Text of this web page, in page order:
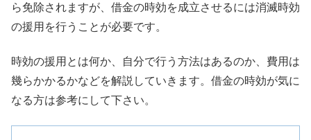
ら免除されますが、借金の時効を成立させるには消滅時効
の援用を行うことが必要です。
時効の援用とは何か、自分で行う方法はあるのか、費用は
幾らかかるかなどを解説していきます。借金の時効が気に
なる方は参考にして下さい。